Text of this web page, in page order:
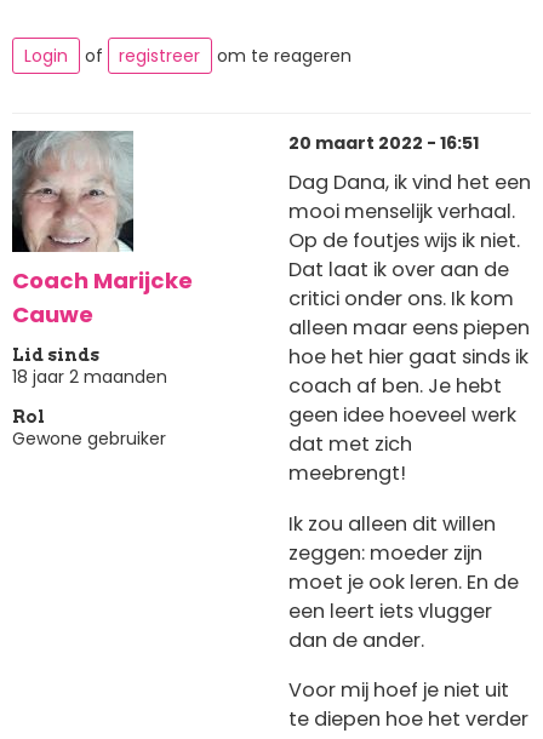
Login of registreer om te reageren
Coach Marijcke
Cauwe
Lid sinds
18 jaar 2 maanden
Rol
Gewone gebruiker
20 maart 2022 - 16:51
Dag Dana, ik vind het een
mooi menselijk verhaal.
Op de foutjes wijs ik niet.
Dat laat ik over aan de
critici onder ons. Ik kom
alleen maar eens piepen
hoe het hier gaat sinds ik
coach af ben. Je hebt
geen idee hoeveel werk
dat met zich
meebrengt!
Ik zou alleen dit willen
zeggen: moeder zijn
moet je ook leren. En de
een leert iets vlugger
dan de ander.
Voor mij hoef je niet uit
te diepen hoe het verder